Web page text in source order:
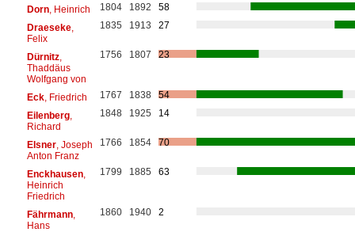
Dorn, Heinrich 1804 1892
58
Draeseke,
Felix
1835 1913 27
Dürnitz,
Thaddäus
Wolfgang von
1756 1807 23
Eck, Friedrich 1767 1838
54
Eilenberg,
Richard
1848 1925 14
Elsner, Joseph
Anton Franz
1766 1854 70
Enckhausen,
Heinrich
Friedrich
1799 1885 63
Fährmann,
Hans
1860 1940 2